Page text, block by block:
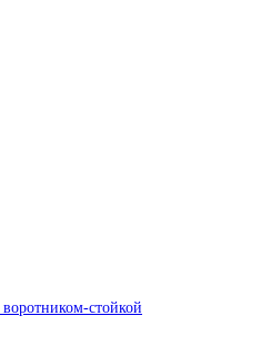
воротником-стойкой